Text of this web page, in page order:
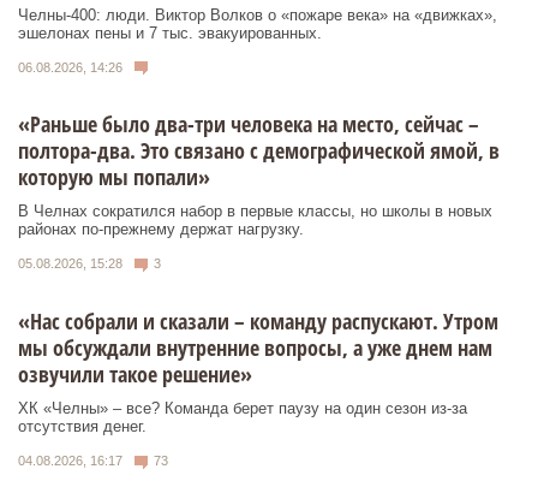
Челны-400: люди. Виктор Волков о «пожаре века» на «движках»,
эшелонах пены и 7 тыс. эвакуированных.
06.08.2026, 14:26
«Раньше было два-три человека на место, сейчас –
полтора-два. Это связано с демографической ямой, в
которую мы попали»
В Челнах сократился набор в первые классы, но школы в новых
районах по-прежнему держат нагрузку.
05.08.2026, 15:28 3
«Нас собрали и сказали – команду распускают. Утром
мы обсуждали внутренние вопросы, а уже днем нам
озвучили такое решение»
ХК «Челны» – все? Команда берет паузу на один сезон из-за
отсутствия денег.
04.08.2026, 16:17 73